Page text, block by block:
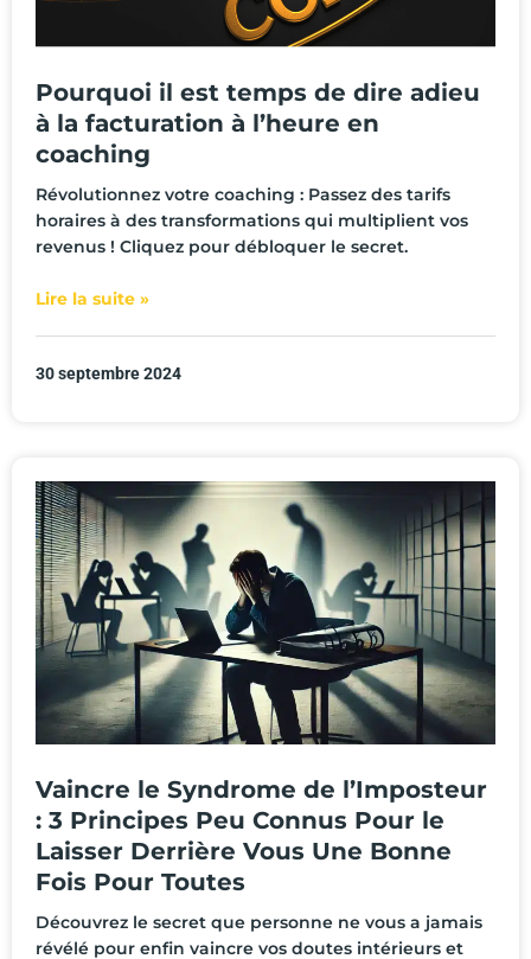
Pourquoi il est temps de dire adieu
à la facturation à l’heure en
coaching
Révolutionnez votre coaching : Passez des tarifs
horaires à des transformations qui multiplient vos
revenus ! Cliquez pour débloquer le secret.
Lire la suite »
30 septembre 2024
Vaincre le Syndrome de l’Imposteur
: 3 Principes Peu Connus Pour le
Laisser Derrière Vous Une Bonne
Fois Pour Toutes
Découvrez le secret que personne ne vous a jamais
révélé pour enfin vaincre vos doutes intérieurs et